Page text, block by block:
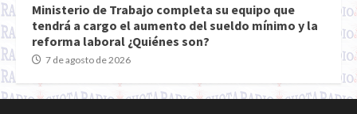
Ministerio de Trabajo completa su equipo que
tendrá a cargo el aumento del sueldo mínimo y la
reforma laboral ¿Quiénes son?
7 de agosto de 2026